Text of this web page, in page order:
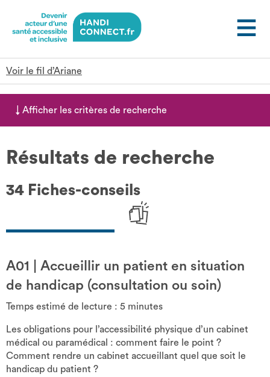
Voir le fil d’Ariane
↓ Afficher les critères de recherche
Résultats de recherche
34 Fiches-conseils
A01
Accueillir un patient en situation
de handicap (consultation ou soin)
Temps estimé de lecture : 5 minutes
Les obligations pour l’accessibilité physique d’un cabinet
médical ou paramédical : comment faire le point ?
Comment rendre un cabinet accueillant quel que soit le
handicap du patient ?